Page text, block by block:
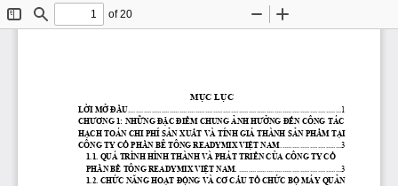
ToggleFind
of 20
Zoom
MỤC LỤC
LỜI MỞ ĐẦU............................................................................................................1
CHƯƠNG 1: NHỮNG ĐẶC ĐIỂM CHUNG ẢNH HƯỞNG ĐẾN CÔNG TÁC
HẠCH TOÁN CHI PHÍ SẢN XUẤT VÀ TÍNH GIÁ THÀNH SẢN PHẨM TẠI
CÔNG TY CỔ PHẦN BÊ TÔNG READYMIX VIỆT NAM...............................3
1.1. QUÁ TRÌNH HÌNH THÀNH VÀ PHÁT TRIỂN CỦA CÔNG TY CỔ
PHẦN BỀ TÔNG READYMIX VIỆT NAM.
....................................................3
1.2. CHỨC NĂNG HOẠT ĐỘNG VÀ CƠ CẤU TỔ CHỨC BỘ MÁY QUẢN